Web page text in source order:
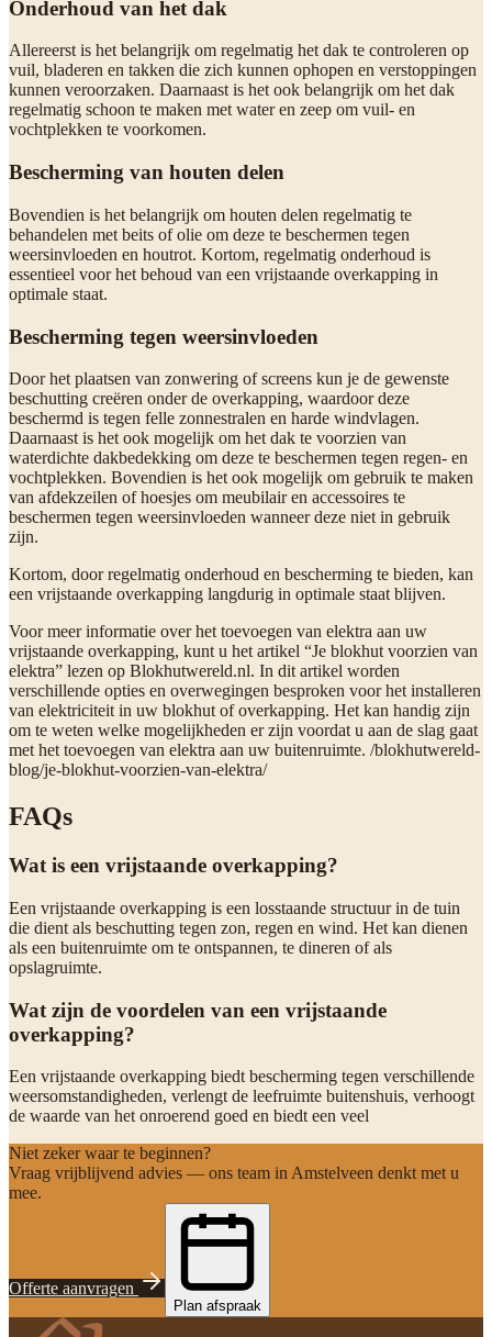
Onderhoud van het dak
Allereerst is het belangrijk om regelmatig het dak te controleren op
vuil, bladeren en takken die zich kunnen ophopen en verstoppingen
kunnen veroorzaken. Daarnaast is het ook belangrijk om het dak
regelmatig schoon te maken met water en zeep om vuil- en
vochtplekken te voorkomen.
Bescherming van houten delen
Bovendien is het belangrijk om houten delen regelmatig te
behandelen met beits of olie om deze te beschermen tegen
weersinvloeden en houtrot. Kortom, regelmatig onderhoud is
essentieel voor het behoud van een vrijstaande overkapping in
optimale staat.
Bescherming tegen weersinvloeden
Door het plaatsen van zonwering of screens kun je de gewenste
beschutting creëren onder de overkapping, waardoor deze
beschermd is tegen felle zonnestralen en harde windvlagen.
Daarnaast is het ook mogelijk om het dak te voorzien van
waterdichte dakbedekking om deze te beschermen tegen regen- en
vochtplekken. Bovendien is het ook mogelijk om gebruik te maken
van afdekzeilen of hoesjes om meubilair en accessoires te
beschermen tegen weersinvloeden wanneer deze niet in gebruik
zijn.
Kortom, door regelmatig onderhoud en bescherming te bieden, kan
een vrijstaande overkapping langdurig in optimale staat blijven.
Voor meer informatie over het toevoegen van elektra aan uw
vrijstaande overkapping, kunt u het artikel “Je blokhut voorzien van
elektra” lezen op Blokhutwereld.nl. In dit artikel worden
verschillende opties en overwegingen besproken voor het installeren
van elektriciteit in uw blokhut of overkapping. Het kan handig zijn
om te weten welke mogelijkheden er zijn voordat u aan de slag gaat
met het toevoegen van elektra aan uw buitenruimte. /blokhutwereld-
blog/je-blokhut-voorzien-van-elektra/
FAQs
Wat is een vrijstaande overkapping?
Een vrijstaande overkapping is een losstaande structuur in de tuin
die dient als beschutting tegen zon, regen en wind. Het kan dienen
als een buitenruimte om te ontspannen, te dineren of als
opslagruimte.
Wat zijn de voordelen van een vrijstaande
overkapping?
Een vrijstaande overkapping biedt bescherming tegen verschillende
weersomstandigheden, verlengt de leefruimte buitenshuis, verhoogt
de waarde van het onroerend goed en biedt een veel
Niet zeker waar te beginnen?
Vraag vrijblijvend advies — ons team in Amstelveen denkt met u
mee.
Offerte aanvragen
Plan afspraak